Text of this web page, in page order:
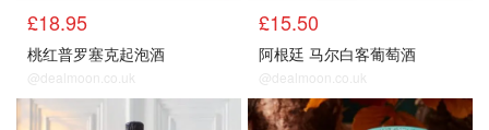
£18.95
桃红普罗塞克起泡酒
@dealmoon.co.uk
£15.50
阿根廷 马尔白客葡萄酒
@dealmoon.co.uk